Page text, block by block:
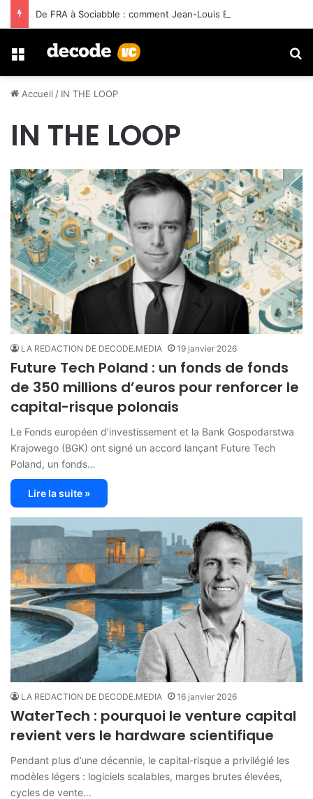
Menu
Accueil / IN THE LOOP
IN THE LOOP
LA REDACTION DE DECODE.MEDIA 19 janvier 2026
Future Tech Poland : un fonds de fonds
de 350 millions d’euros pour renforcer le
capital-risque polonais
Le Fonds européen d’investissement et la Bank Gospodarstwa
Krajowego (BGK) ont signé un accord lançant Future Tech
Poland, un fonds…
Lire la suite »
LA REDACTION DE DECODE.MEDIA 16 janvier 2026
WaterTech : pourquoi le venture capital
revient vers le hardware scientifique
Pendant plus d’une décennie, le capital-risque a privilégié les
modèles légers : logiciels scalables, marges brutes élevées,
cycles de vente…